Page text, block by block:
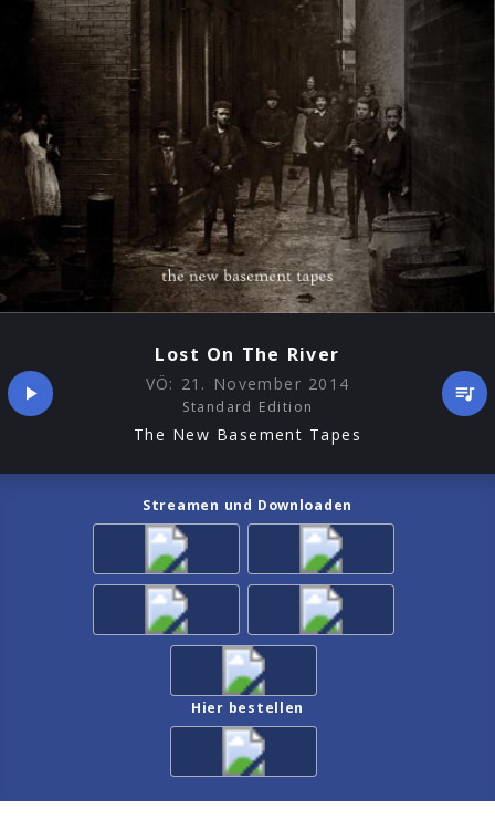
Lost On The River
VÖ: 21. November 2014
Standard Edition
The New Basement Tapes
Streamen und Downloaden
Hier bestellen